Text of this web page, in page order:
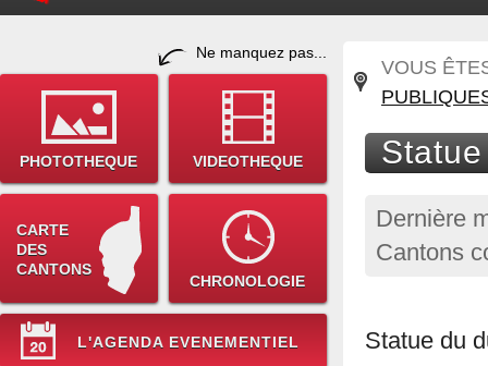
Ne manquez pas...
PHOTOTHEQUE VIDEOTHEQUE
CARTE
DES
CANTONS
CHRONOLOGIE
L'AGENDA EVENEMENTIEL
VOUS
Dernière
Cantons
Statue du